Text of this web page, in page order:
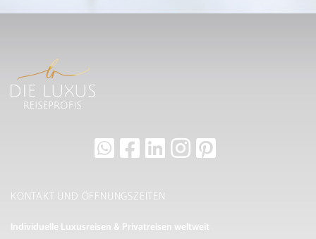
KONTAKT UND ÖFFNUNGSZEITEN
Individuelle Luxusreisen & Privatreisen weltweit